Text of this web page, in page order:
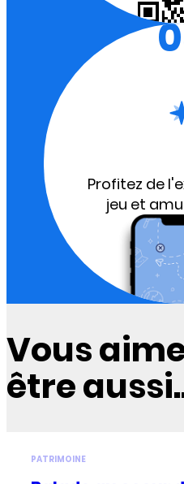
Profitez de
jeu et
Vous
être
PATRIMOINE